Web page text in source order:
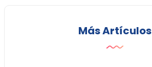
Más Artículos